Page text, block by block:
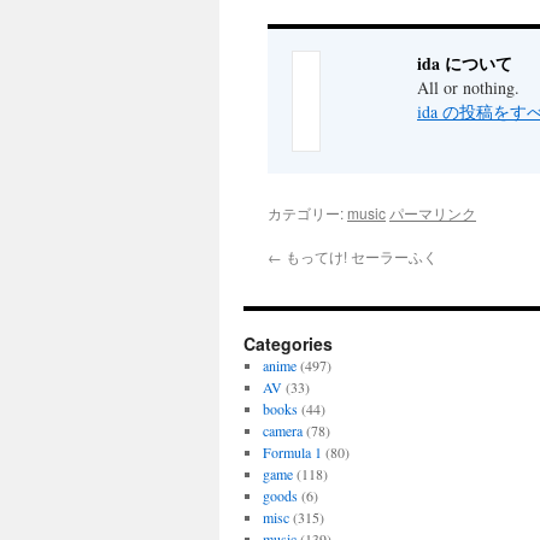
ida について
All or nothing.
ida の投稿をす
カテゴリー: music パーマリンク
← もってけ! セーラーふく
Categories
anime(497)
AV(33)
books(44)
camera(78)
Formula 1 (80)
game(118)
goods(6)
misc(315)